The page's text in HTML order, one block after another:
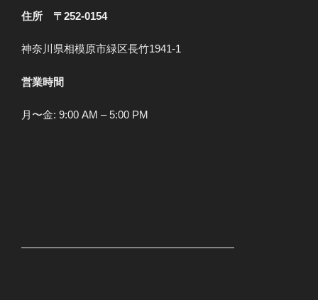
住所 〒252-0154
神奈川県相模原市緑区長竹1941-1
営業時間
月〜金: 9:00 AM – 5:00 PM